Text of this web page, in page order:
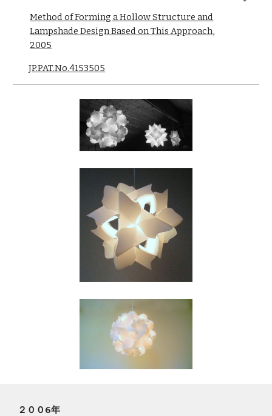
Method of Forming a Hollow Structure and
Lampshade Design Based on This Approach,
2005
JP.PAT.No.4153505
２００ 6年